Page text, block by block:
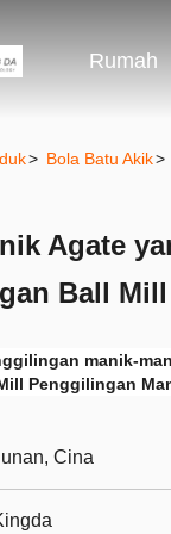
Rumah
> Bola Batu Akik>
Agate
Ball Mill
manik-
Penggilingan
Cina